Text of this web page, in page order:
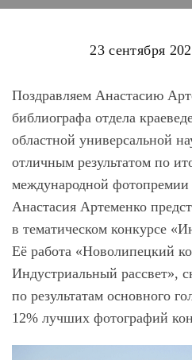
23 сентября
Поздравляем Анастасию
библиографа отдела
областной универсальной
отличным результатом по
международной
Анастасия Артеменко
в тематическом конкурсе
Её работа «Новолипецкий
Индустриальный рассвет»,
по результатам основного
12% лучших фотографий